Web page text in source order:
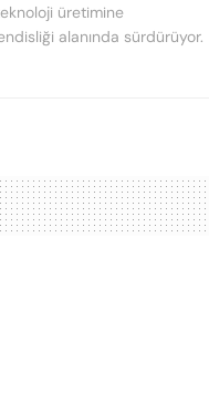
üretimine
alanında sürdürüyor.